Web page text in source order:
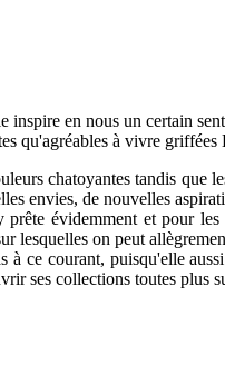
inspire en nous un certain
qu'agréables à vivre
chatoyantes tandis
envies, de nouvelles
évidemment et pour
lesquelles on peut
à ce courant, puisqu'elle
ses collections toutes plus